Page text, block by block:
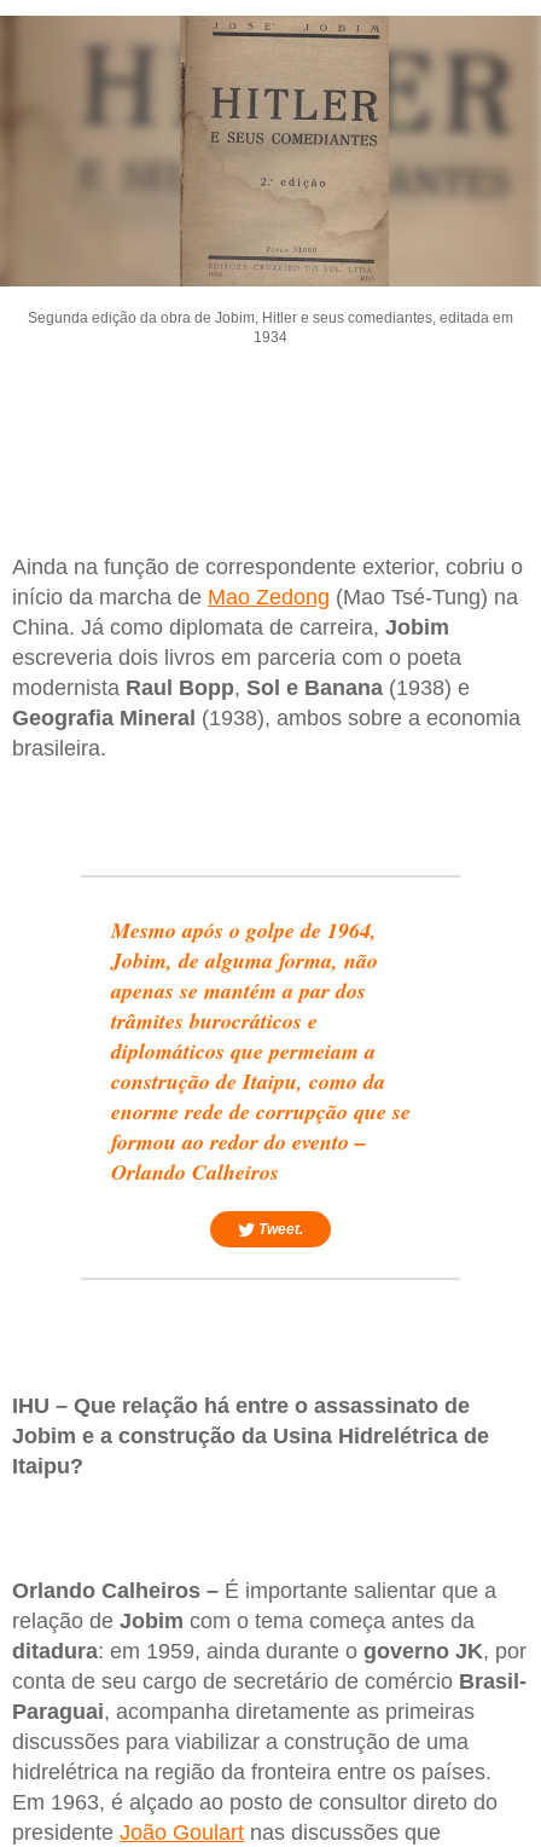
Segunda edição da obra de Jobim, Hitler e seus comediantes, editada em
1934
Ainda na função de correspondente exterior, cobriu o
início da marcha de Mao Zedong (Mao Tsé-Tung) na
China. Já como diplomata de carreira, Jobim
escreveria dois livros em parceria com o poeta
modernista Raul Bopp, Sol e Banana (1938) e
Geografia Mineral (1938), ambos sobre a economia
brasileira.
Mesmo após o golpe de 1964,
Jobim, de alguma forma, não
apenas se mantém a par dos
trâmites burocráticos e
diplomáticos que permeiam a
construção de Itaipu, como da
enorme rede de corrupção que se
formou ao redor do evento –
Orlando Calheiros
Tweet.
IHU – Que relação há entre o assassinato de
Jobim e a construção da Usina Hidrelétrica de
Itaipu?
Orlando Calheiros – É importante salientar que a
relação de Jobim com o tema começa antes da
ditadura: em 1959, ainda durante o governo JK, por
conta de seu cargo de secretário de comércio Brasil-
Paraguai, acompanha diretamente as primeiras
discussões para viabilizar a construção de uma
hidrelétrica na região da fronteira entre os países.
Em 1963, é alçado ao posto de consultor direto do
presidente João Goulart nas discussões que